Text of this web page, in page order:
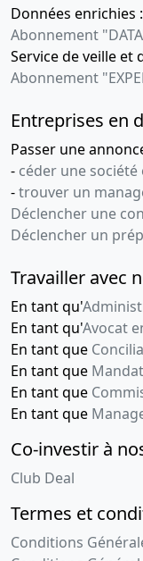
Données enrichies :
Abonnement
Service de veille et
Abonnement
Entreprises en
Passer une
- céder une
-trouver un
Déclencher une
Déclencher un
Travailler avec
En tant qu'
En tant qu'Avocat
En tant que
En tant que
En tant que
En tant que
Co-investir à
Club Deal
Termes et
Conditions